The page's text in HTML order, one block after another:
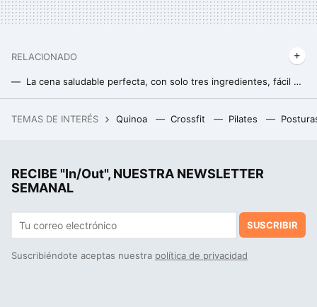
RELACIONADO
La cena saludable perfecta, con solo tres ingredientes, fácil y rápida
TEMAS DE INTERÉS Quinoa Crossfit Pilates
RECIBE "In/Out", NUESTRA NEWSLETTER
SEMANAL
SUSCRIBIR
Suscribiéndote aceptas nuestra política de privacidad